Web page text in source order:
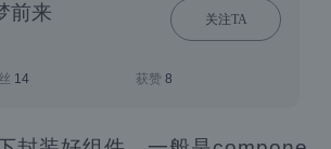
前来 关注TA
14 获赞 8